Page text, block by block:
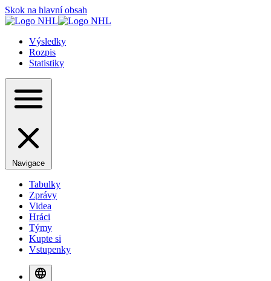
Skok na hlavní obsah
Výsledky
Rozpis
Statistiky
Navigace
Tabulky
Zprávy
Videa
Hráci
Týmy
Kupte si
Vstupenky